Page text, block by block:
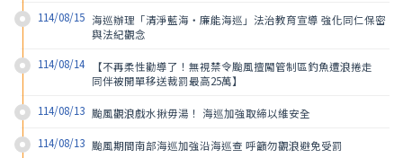
114/08/15 海巡辦理「清淨藍海‧廉能海巡」法治教育宣導 強化同仁保密
與法紀觀念
114/08/14
【不再柔性勸導了！無視禁令颱風擅闖管制區釣魚遭浪捲走
同伴被開單移送裁罰最高25萬】
114/08/13 颱風觀浪戲水揪毋湯！ 海巡加強取締以維安全
114/08/13 颱風期間南部海巡加強沿海巡查 呼籲勿觀浪避免受罰